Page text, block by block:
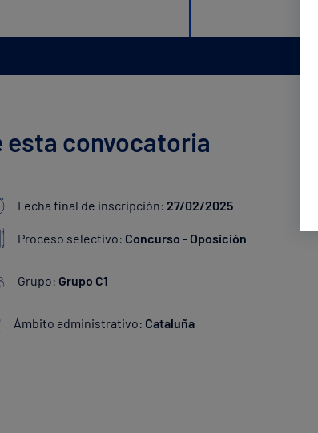
esta convocatoria
Fecha final de inscripción: 27/02/2025
Proceso selectivo: Concurso - Oposición
Grupo: Grupo C1
Ámbito administrativo: Cataluña